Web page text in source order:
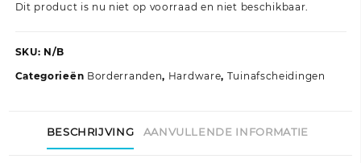
Dit product is nu niet op voorraad en niet beschikbaar.
SKU: N/B
Categorieën Borderranden, Hardware, Tuinafscheidingen
BESCHRIJVING AANVULLENDE INFORMATIE